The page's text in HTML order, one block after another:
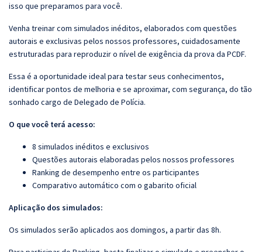
isso que preparamos para você.
Venha treinar com simulados inéditos, elaborados com questões
autorais e exclusivas pelos nossos professores, cuidadosamente
estruturadas para reproduzir o nível de exigência da prova da PCDF.
Essa é a oportunidade ideal para testar seus conhecimentos,
identificar pontos de melhoria e se aproximar, com segurança, do tão
sonhado cargo de Delegado de Polícia.
O que você terá acesso:
8 simulados inéditos e exclusivos
Questões autorais elaboradas pelos nossos professores
Ranking de desempenho entre os participantes
Comparativo automático com o gabarito oficial
Aplicação dos simulados:
Os simulados serão aplicados aos domingos, a partir das 8h.